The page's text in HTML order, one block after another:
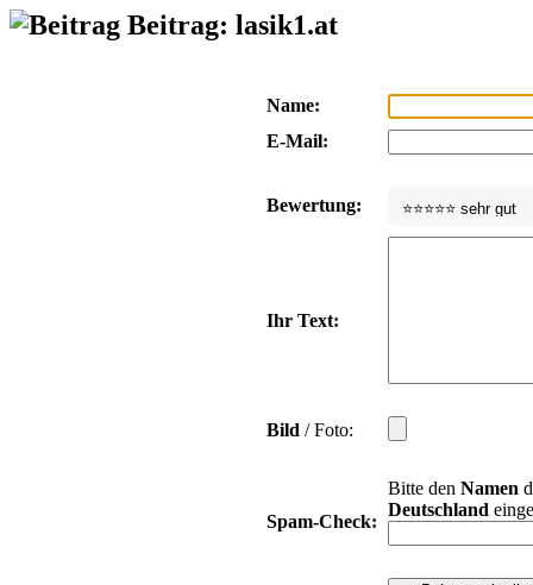
Beitrag: lasik1.at
Name:
E-Mail:
Bewertung:
Ihr Text:
Bild / Foto:
Spam-Check:
Bitte den Namen
Deutschland